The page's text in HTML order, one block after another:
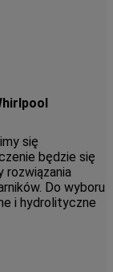
się
będzie się
rozwiązania
Do wyboru
i hydrolityczne